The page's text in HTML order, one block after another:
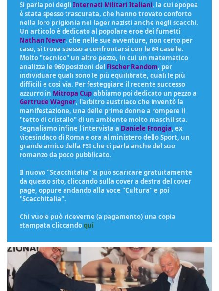
Si parla poi degli Internati Militari Italiani, la cui epopea
è stata spesso trascurata, che hanno trovato conforto
nella loro prigionia nei lager nazisti anche negli scacchi.
Un articolo è dedicato al popolare eroe dei fumetti
Nathan Never, che nelle sue avventure, non certo per
caso, si trova spesso a confrontarsi con le 64 caselle.
Molto "tecnico" un altro pezzo, in cui un matematico
analizza le 960 posizioni del Fischer Random, per
individuare quali sono le più equilibrate, quali le più
difficili e così via. Per festeggiare il recente successo
azzurro in Mitropa Cupabbiamo poi dedicato un pezzo a
Gertrude Wagner, l'arbitro austriaco che inventò la
manifestazione, una delle prime donne a rompere il
"tetto di cristallo" di un ambiente molto maschilista.
Segnaliamo infine l'intervista a Daniele Frongia, ex
vicesindaco di Roma e ora al ministero dello Sport, un
grande amico della FSI che ci parla anche del suo
romanzo da poco pubblicato.
Il nuovo "Scacchitalia" si può scaricare gratuitamente
da questo sito, cliccando sulla cover a destra del cover
page, oppure andando alla voce "Cultura" e poi
"Scacchitalia".
Chi vuole può riceverne (a pagamento) una copia
stampata cliccandoqui